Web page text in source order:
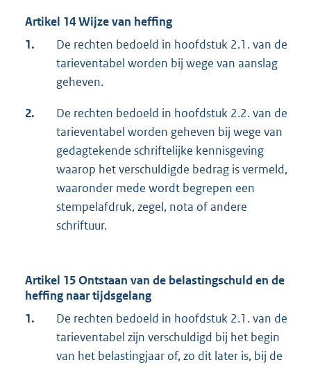
Artikel 14 Wijze van heffing
1.
De rechten bedoeld in hoofdstuk 2.1. van de
tarieventabel worden bij wege van aanslag
geheven.
2.
De rechten bedoeld in hoofdstuk 2.2. van de
tarieventabel worden geheven bij wege van
gedagtekende schriftelijke kennisgeving
waarop het verschuldigde bedrag is vermeld,
waaronder mede wordt begrepen een
stempelafdruk, zegel, nota of andere
schriftuur.
Artikel 15 Ontstaan van de belastingschuld en de
heffing naar tijdsgelang
1.
De rechten bedoeld in hoofdstuk 2.1. van de
tarieventabel zijn verschuldigd bij het begin
van het belastingjaar of, zo dit later is, bij de